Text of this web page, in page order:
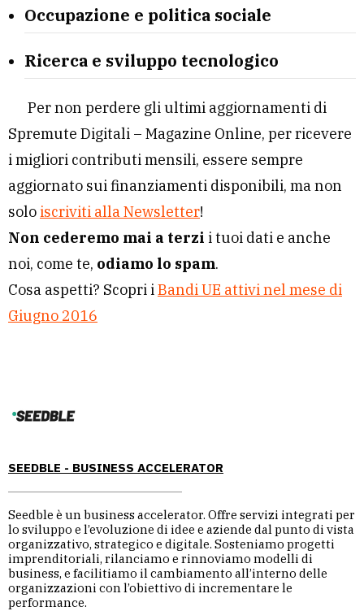
SEEDBLE - BUSINESS ACCELERATOR
Seedble è un business accelerator. Offre servizi integrati per
lo sviluppo e l’evoluzione di idee e aziende dal punto di vista
organizzativo, strategico e digitale. Sosteniamo progetti
imprenditoriali, rilanciamo e rinnoviamo modelli di
business, e facilitiamo il cambiamento all’interno delle
organizzazioni con l’obiettivo di incrementare le
performance.
Occupazione e politica sociale
Ricerca e sviluppo tecnologico
Per non perdere gli ultimi aggiornamenti di
Spremute Digitali – Magazine Online, per ricevere
i migliori contributi mensili, essere sempre
aggiornato sui finanziamenti disponibili, ma non
soloiscriviti alla Newsletter!
Non cederemo mai a terzi i tuoi dati e anche
noi, come te, odiamo lo spam.
Cosa aspetti? Scopri iBandi UE attivi nel mese di
Giugno 2016